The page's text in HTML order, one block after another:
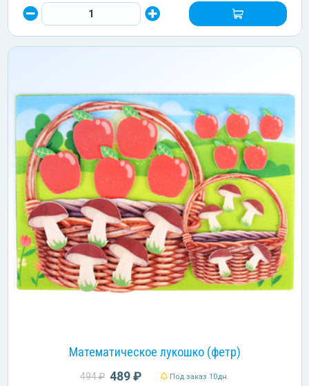
Математическое лукошко (фетр)
494 ₽ 489 ₽ Под заказ 10дн.